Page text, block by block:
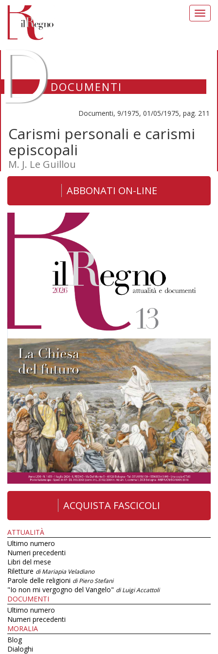
DOCUMENTI
Documenti, 9/1975, 01/05/1975, pag. 211
Carismi personali e carismi
episcopali
M. J. Le Guillou
ABBONATI ON-LINE
ACQUISTA FASCICOLI
ATTUALITÀ
Ultimo numero
Numeri precedenti
Libri del mese
Riletture di Mariapia Veladiano
Parole delle religioni di Piero Stefani
"Io non mi vergogno del Vangelo" di Luigi Accattoli
DOCUMENTI
Ultimo numero
Numeri precedenti
MORALIA
Blog
Dialoghi